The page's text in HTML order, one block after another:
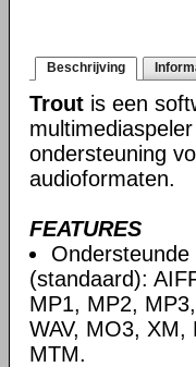
Beschrijving
Trout is een
ondersteuning
audioformaten.
FEATURES
(standaard):
MP1, MP2,
WAV, MO3, XM,
MTM.